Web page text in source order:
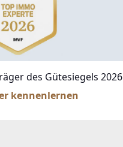
des Gütesiegels 2026
kennenlernen